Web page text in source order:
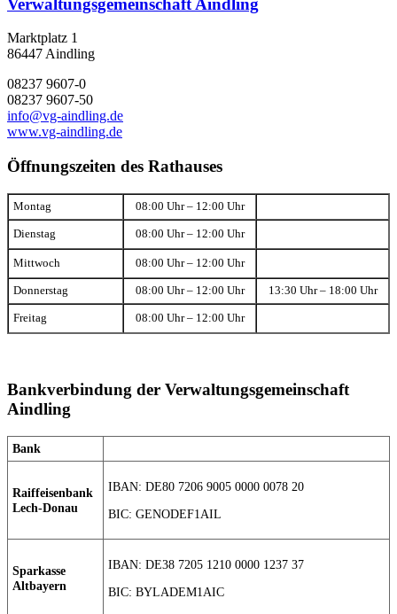
Marktplatz 1
86447 Aindling
08237 9607-0
08237 9607-50
info@vg-aindling.de
www.vg-aindling.de
Öffnungszeiten des Rathauses
Montag 08:00 Uhr – 12:00 Uhr
Dienstag 08:00 Uhr – 12:00 Uhr
Mittwoch 08:00 Uhr – 12:00 Uhr
Donnerstag 08:00 Uhr – 12:00 Uhr 13:30 Uhr – 18:00 Uhr
Freitag 08:00 Uhr – 12:00 Uhr
Bankverbindung der Verwaltungsgemeinschaft
Aindling
Bank
Raiffeisenbank
Lech-Donau
IBAN: DE80 7206 9005 0000 0078 20
BIC: GENODEF1AIL
Sparkasse
Altbayern
IBAN: DE38 7205 1210 0000 1237 37
BIC: BYLADEM1AIC